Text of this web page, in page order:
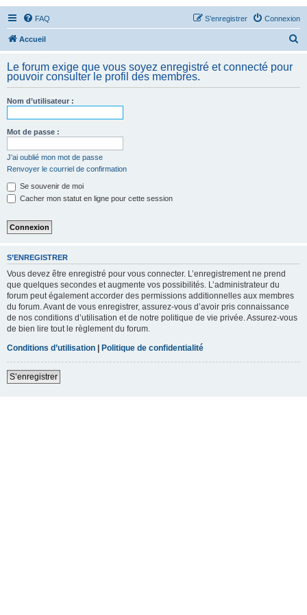
FAQ Connexion
S’enregistrer
Accueil
h
Le forum exige que vous soyez enregistré et connecté pour
pouvoir consulter le profil des membres.
Nom d’utilisateur :
Mot de passe :
J’ai oublié mon mot de passe
Renvoyer le courriel de confirmation
Se souvenir de moi
Cacher mon statut en ligne pour cette session
S’ENREGISTRER
Vous devez être enregistré pour vous connecter. L’enregistrement ne prend
que quelques secondes et augmente vos possibilités. L’administrateur du
forum peut également accorder des permissions additionnelles aux membres
du forum. Avant de vous enregistrer, assurez-vous d’avoir pris connaissance
de nos conditions d’utilisation et de notre politique de vie privée. Assurez-vous
de bien lire tout le règlement du forum.
Conditions d’utilisation | Politique de confidentialité
S’enregistrer